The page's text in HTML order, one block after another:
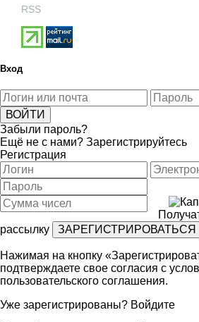
RSS
Вход
Забыли пароль?
Ещё не с нами? Зарегистрируйтесь
Регистрация
рассылку
Нажимая на кнопку
подтверждаете свое согласия с
пользовательского соглашения.
Уже зарегистрированы? Войдите